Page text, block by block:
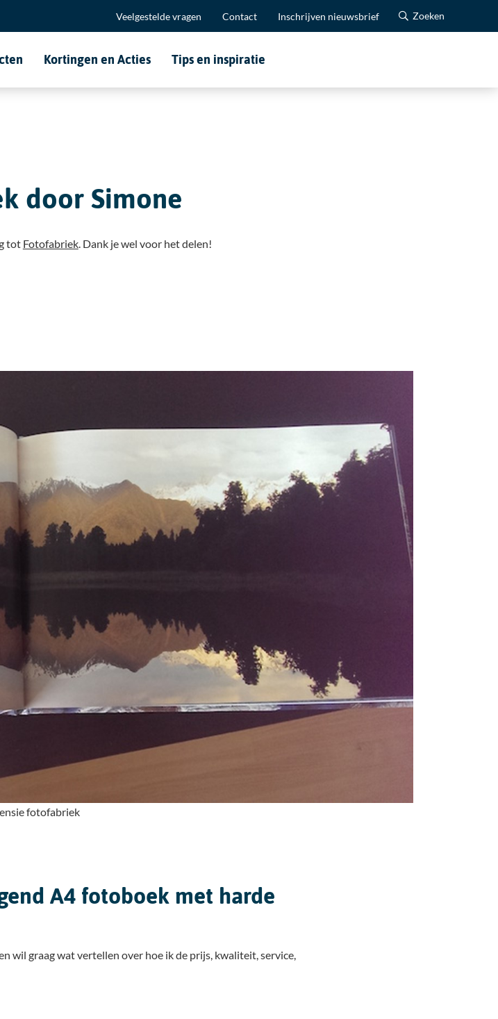
Veelgestelde vragen Contact Inschrijven nieuwsbrief Zoeken
Kortingen en Acties Tips en inspiratie
door Simone
tot Fotofabriek. Dank je wel voor het delen!
fotofabriek
A4 fotoboek met harde
wil graag wat vertellen over hoe ik de prijs, kwaliteit, service,